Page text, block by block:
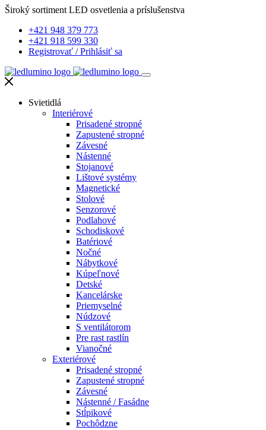
Široký sortiment LED osvetlenia a príslušenstva
+421 948 379 773
+421 918 599 330
Registrovať /Prihlásiť sa
Svietidlá
Interiérové
Prisadené stropné
Zapustené stropné
Závesné
Nástenné
Stojanové
Lištové systémy
Magnetické
Stolové
Senzorové
Podlahové
Schodiskové
Batériové
Nočné
Nábytkové
Kúpeľnové
Detské
Kancelárske
Priemyselné
Núdzové
S ventilátorom
Pre rast rastlín
Vianočné
Exteriérové
Prisadené stropné
Zapustené stropné
Závesné
Nástenné / Fasádne
Stĺpikové
Pochôdzne